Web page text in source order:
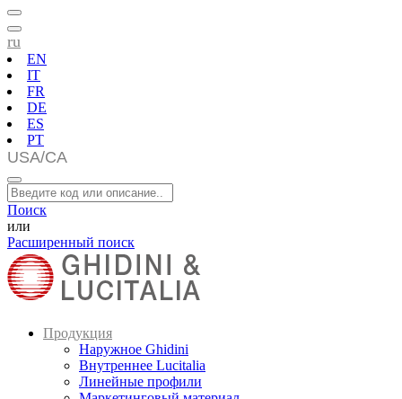
ru
EN
IT
FR
DE
ES
PT
Поиск
или
Расширенный поиск
Продукция
Наружное Ghidini
Внутреннее Lucitalia
Линейные профили